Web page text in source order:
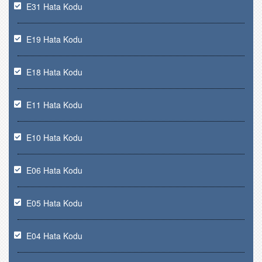
E31 Hata Kodu
E19 Hata Kodu
E18 Hata Kodu
E11 Hata Kodu
E10 Hata Kodu
E06 Hata Kodu
E05 Hata Kodu
E04 Hata Kodu